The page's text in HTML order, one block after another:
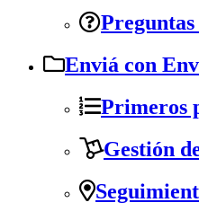
Enviá con
Primeros
Gestión